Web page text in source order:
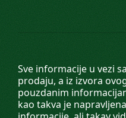
Sve informacije u vezi
prodaju, a iz izvora
pouzdanim
kao takva je